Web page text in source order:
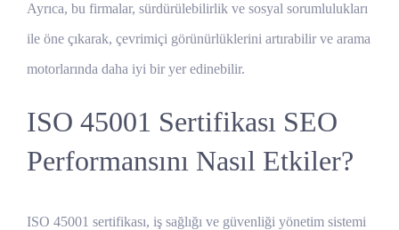
Ayrıca, bu firmalar, sürdürülebilirlik ve sosyal sorumlulukları
ile öne çıkarak, çevrimiçi görünürlüklerini artırabilir ve arama
motorlarında daha iyi bir yer edinebilir.
ISO 45001 Sertifikası SEO
Performansını Nasıl Etkiler?
ISO 45001 sertifikası, iş sağlığı ve güvenliği yönetim sistemi